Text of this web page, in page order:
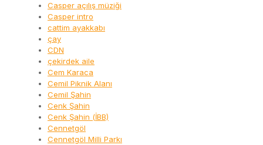
Casper açılış müziği
Casper intro
cattim ayakkabı
çay
CDN
çekirdek aile
Cem Karaca
Cemil Piknik Alanı
Cemil Şahin
Cenk Şahin
Cenk Şahin (İBB)
Cennetgöl
Cennetgöl Milli Parkı